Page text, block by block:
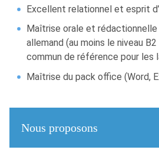
Excellent relationnel et esprit
Maîtrise orale et
allemand (au moins le niveau
commun de référence pour les
Maîtrise du pack office (Word,
Nous proposons